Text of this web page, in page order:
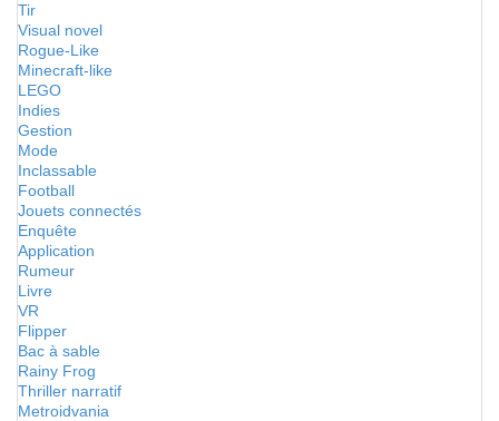
Tir
Visual novel
Rogue-Like
Minecraft-like
LEGO
Indies
Gestion
Mode
Inclassable
Football
Jouets connectés
Enquête
Application
Rumeur
Livre
VR
Flipper
Bac à sable
Rainy Frog
Thriller narratif
Metroidvania